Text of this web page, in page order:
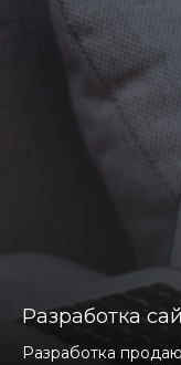
Разработка
Разработка